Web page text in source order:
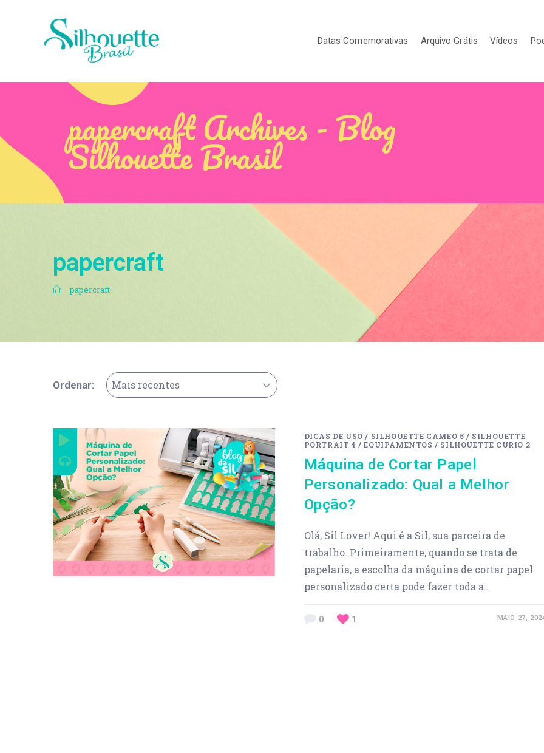
Datas Comemorativas Arquivo Grátis Vídeos
papercraft Archives - Blog
Silhouette Brasil
papercraft
. papercraft
Ordenar: Mais recentes
DICAS DE USO / SILHOUETTE CAMEO 5 / SILHOUETTE
PORTRAIT 4 /EQUIPAMENTOS / SILHOUETTE CURIO 2
Máquina de Cortar Papel
Personalizado: Qual a Melhor
Opção?
Olá, Sil Lover! Aqui é a Sil, sua parceira de
trabalho. Primeiramente, quando se trata de
papelaria, a escolha da máquina de cortar papel
personalizado certa pode fazer toda a…
0 1 MAIO 27,